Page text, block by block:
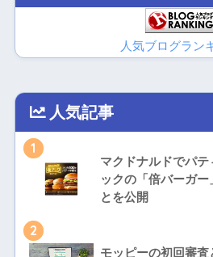
人気ブログラン
人気記事
1
マクドナルドでパ
ックの「倍バーガ
とを公開
2
モッピーの初回審